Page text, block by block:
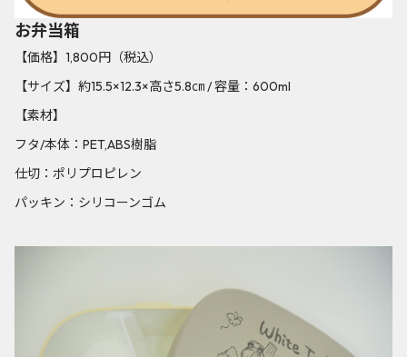
お弁当箱
【価格】1,800円（税込）
【サイズ】約15.5×12.3×高さ5.8㎝ / 容量：600ml
【素材】
フタ/本体：PET,ABS樹脂
仕切：ポリプロピレン
パッキン：シリコーンゴム